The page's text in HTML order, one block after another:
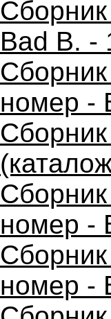
Bad B. -
номер -
номер -
номер -